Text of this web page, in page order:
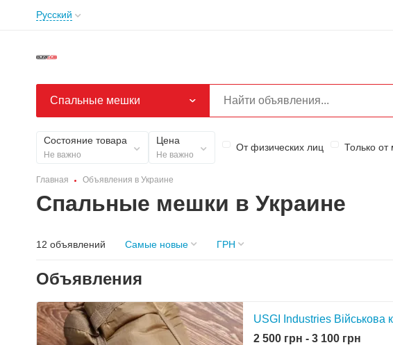
Русский
Спальные мешки
Состояние товара
Не важно
Цена
Не важно
От физических лиц Только от
Главная Объявления в Украине
Спальные мешки в Украине
12 объявлений Самые новые ГРН
Объявления
USGI Industries
2 500 грн - 3 100 грн